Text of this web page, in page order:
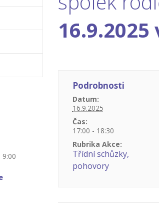
16.9.2025
Podrobnosti
Datum:
16.9.2025
Čas:
17:00 - 18:30
Rubrika Akce:
Třídní schůzky,
pohovory
9:00